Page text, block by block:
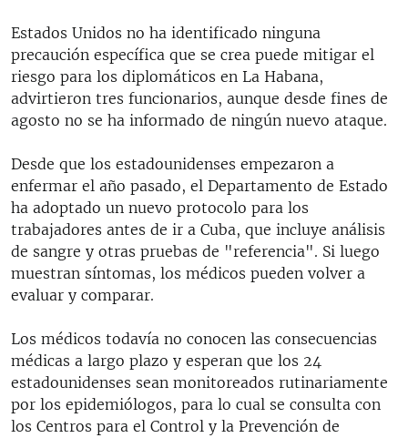
Estados Unidos no ha identificado ninguna
precaución específica que se crea puede mitigar el
riesgo para los diplomáticos en La Habana,
advirtieron tres funcionarios, aunque desde fines de
agosto no se ha informado de ningún nuevo ataque.
Desde que los estadounidenses empezaron a
enfermar el año pasado, el Departamento de Estado
ha adoptado un nuevo protocolo para los
trabajadores antes de ir a Cuba, que incluye análisis
de sangre y otras pruebas de "referencia". Si luego
muestran síntomas, los médicos pueden volver a
evaluar y comparar.
Los médicos todavía no conocen las consecuencias
médicas a largo plazo y esperan que los 24
estadounidenses sean monitoreados rutinariamente
por los epidemiólogos, para lo cual se consulta con
los Centros para el Control y la Prevención de